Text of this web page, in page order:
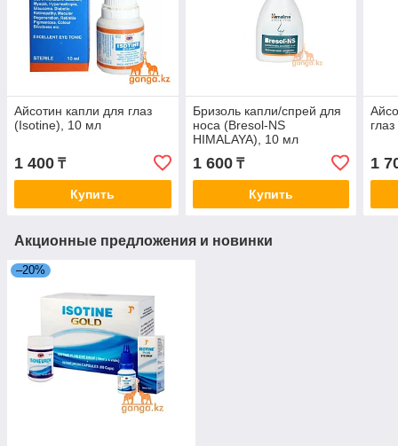
Айсотин капли для глаз
(Isotine), 10 мл
1 400 ₸
Купить
Бризоль капли/спрей для
носа (Bresol-NS
HIMALAYA), 10 мл
1 600₸
Купить
1
Акционные предложения и новинки
–20%